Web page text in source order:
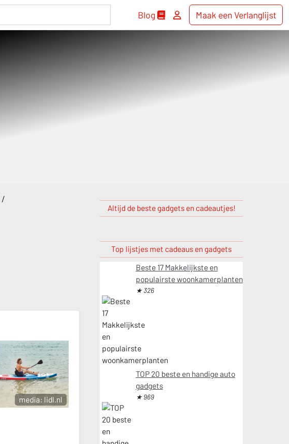
Blog Maak een Verlanglijst
/
media: lidl.nl
Altijd de beste gadgets en cadeautjes!
Top lijstjes met cadeaus en gadgets
Beste 17 Makkelijkste en
populairste woonkamerplanten
★ 326
TOP 20 beste en handige auto
gadgets
★ 969